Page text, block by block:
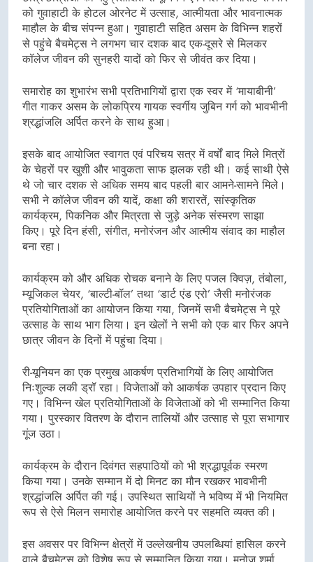
को गुवाहाटी के होटल ओरनेट में उत्साह, आत्मीयता और भावनात्मक
माहौल के बीच संपन्न हुआ। गुवाहाटी सहित असम के विभिन्न शहरों
से पहुंचे बैचमेट्स ने लगभग चार दशक बाद एक-दूसरे से मिलकर
कॉलेज जीवन की सुनहरी यादों को फिर से जीवंत कर दिया।
समारोह का शुभारंभ सभी प्रतिभागियों द्वारा एक स्वर में ‘मायाबीनी’
गीत गाकर असम के लोकप्रिय गायक स्वर्गीय जुबिन गर्ग को भावभीनी
श्रद्धांजलि अर्पित करने के साथ हुआ।
इसके बाद आयोजित स्वागत एवं परिचय सत्र में वर्षों बाद मिले मित्रों
के चेहरों पर खुशी और भावुकता साफ झलक रही थी। कई साथी ऐसे
थे जो चार दशक से अधिक समय बाद पहली बार आमने-सामने मिले।
सभी ने कॉलेज जीवन की यादें, कक्षा की शरारतें, सांस्कृतिक
कार्यक्रम, पिकनिक और मित्रता से जुड़े अनेक संस्मरण साझा
किए। पूरे दिन हंसी, संगीत, मनोरंजन और आत्मीय संवाद का माहौल
बना रहा।
कार्यक्रम को और अधिक रोचक बनाने के लिए पजल क्विज़, तंबोला,
म्यूजिकल चेयर, ‘बाल्टी-बॉल’ तथा ‘डार्ट एंड एरो’ जैसी मनोरंजक
प्रतियोगिताओं का आयोजन किया गया, जिनमें सभी बैचमेट्स ने पूरे
उत्साह के साथ भाग लिया। इन खेलों ने सभी को एक बार फिर अपने
छात्र जीवन के दिनों में पहुंचा दिया।
री-यूनियन का एक प्रमुख आकर्षण प्रतिभागियों के लिए आयोजित
निःशुल्क लकी ड्रॉ रहा। विजेताओं को आकर्षक उपहार प्रदान किए
गए। विभिन्न खेल प्रतियोगिताओं के विजेताओं को भी सम्मानित किया
गया। पुरस्कार वितरण के दौरान तालियों और उत्साह से पूरा सभागार
गूंज उठा।
कार्यक्रम के दौरान दिवंगत सहपाठियों को भी श्रद्धापूर्वक स्मरण
किया गया। उनके सम्मान में दो मिनट का मौन रखकर भावभीनी
श्रद्धांजलि अर्पित की गई। उपस्थित साथियों ने भविष्य में भी नियमित
रूप से ऐसे मिलन समारोह आयोजित करने पर सहमति व्यक्त की।
इस अवसर पर विभिन्न क्षेत्रों में उल्लेखनीय उपलब्धियां हासिल करने